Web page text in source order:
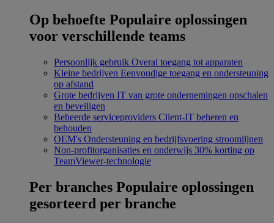
Op behoefte Populaire oplossingen
voor verschillende teams
Persoonlijk gebruik Overal toegang tot apparaten
Kleine bedrijven Eenvoudige toegang en ondersteuning
op afstand
Grote bedrijven IT van grote ondernemingen opschalen
en beveiligen
Beheerde serviceproviders Client-IT beheren en
behouden
OEM's Ondersteuning en bedrijfsvoering stroomlijnen
Non-profitorganisaties en onderwijs 30% korting op
TeamViewer-technologie
Per branches Populaire oplossingen
gesorteerd per branche